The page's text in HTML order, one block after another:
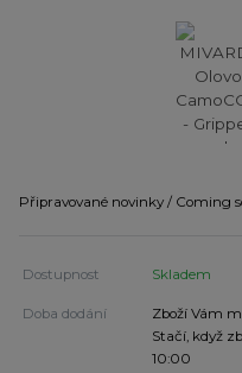
Připravované novinky / Coming
Dostupnost Skladem
Doba dodání
Zboží Vám
Stačí, když
10:00